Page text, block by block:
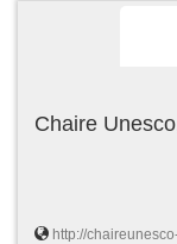
Chaire
http://